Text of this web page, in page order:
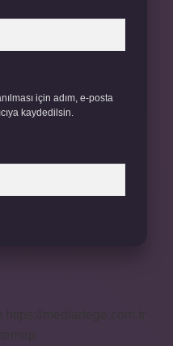
için adım, e-posta
kaydedilsin.